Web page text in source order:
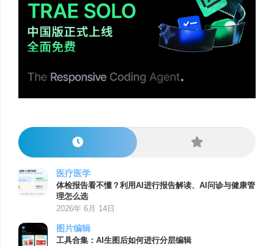
医疗医学
体检报告看不懂？利用AI进行报告解读、AI问诊与健康管
理怎么选
2026年 6月 14日
图片编辑
工具合集：AI生图后如何进行分层编辑